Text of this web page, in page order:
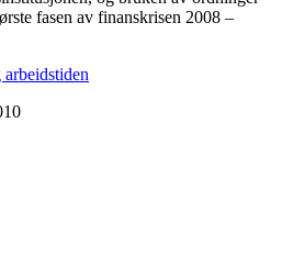
fasen av finanskrisen 2008 –